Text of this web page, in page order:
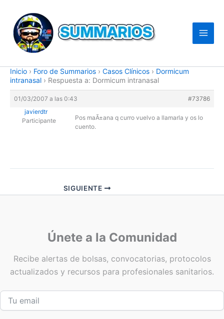
contenido
Inicio › Foro de Summarios › Casos Clí­nicos › Dormicum
intranasal › Respuesta a: Dormicum intranasal
01/03/2007 a las 0:43
#73786
javierdtr
Participante
Pos maÃ±ana q curro vuelvo a llamarla y os lo
cuento.
SIGUIENTE
Únete a la Comunidad
Recibe alertas de bolsas, convocatorias, protocolos
actualizados y recursos para profesionales sanitarios.